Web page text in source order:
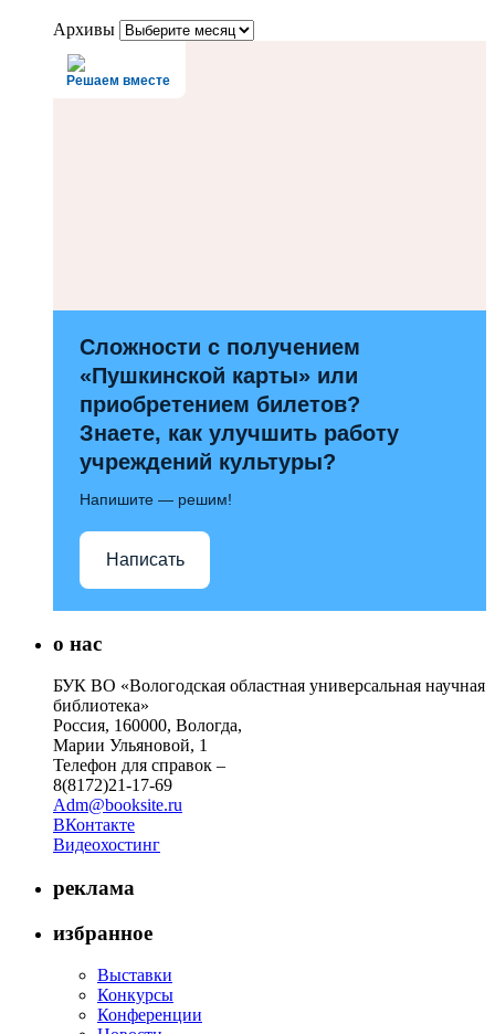
Архивы
Решаем вместе
Сложности с получением
«Пушкинской карты» или
приобретением билетов?
Знаете, как улучшить работу
учреждений культуры?
Напишите — решим!
Написать
о нас
БУК ВО «Вологодская областная универсальная научная
библиотека»
Россия, 160000, Вологда,
Марии Ульяновой, 1
Телефон для справок –
8(8172)21-17-69
Adm@booksite.ru
ВКонтакте
Видеохостинг
реклама
избранное
Выставки
Конкурсы
Конференции